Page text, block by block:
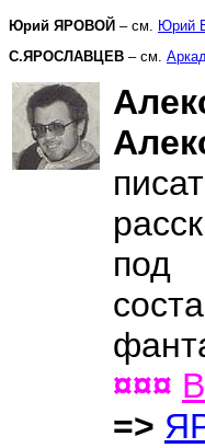
Юрий ЯРОВОЙ – см. Юрий
С.ЯРОСЛАВЦЕВ – см.
под
¤¤¤
=>